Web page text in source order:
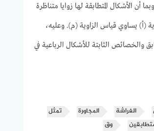
أن الأشكال المتطابقة لها زوايا متناظرة
(أ) يساوي قياس الزاوية (م). وعليه،
والخصائص الثابتة للأشكال الرباعية في
الفراشة المجاورة
تمثل
وق